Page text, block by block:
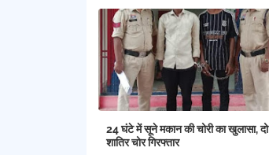
24 घंटे में सूने मकान की चोरी का खुलासा, दो
शातिर चोर गिरफ्तार